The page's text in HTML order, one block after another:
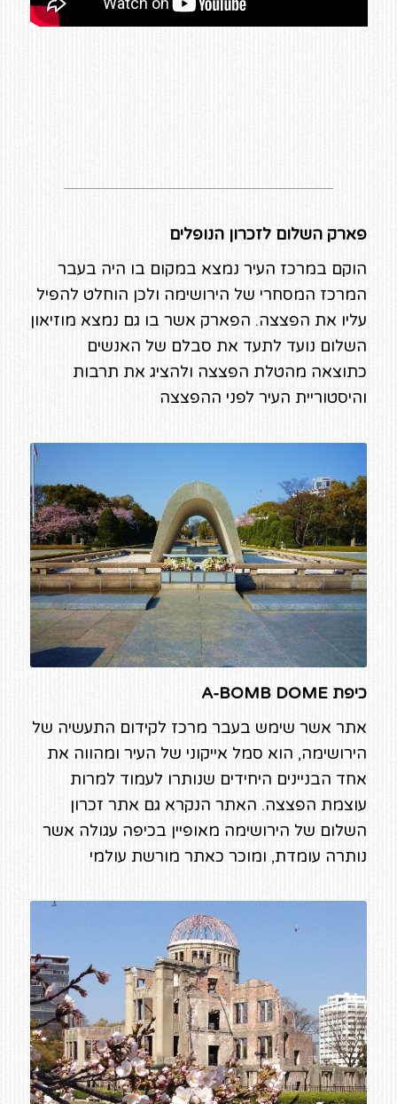
פארק השלום לזכרון הנופלים
הוקם במרכז העיר נמצא במקום בו היה בעבר
המרכז המסחרי של הירושימה ולכן הוחלט להפיל
עליו את הפצצה. הפארק אשר בו גם נמצא מוזיאון
השלום נועד לתעד את סבלם של האנשים
כתוצאה מהטלת הפצצה ולהציג את תרבות
והיסטוריית העיר לפני ההפצצה
כיפת A-BOMB DOME
אתר אשר שימש בעבר מרכז לקידום התעשיה של
הירושימה, הוא סמל אייקוני של העיר ומהווה את
אחד הבניינים היחידים שנותרו לעמוד למרות
עוצמת הפצצה. האתר הנקרא גם אתר זכרון
השלום של הירושימה מאופיין בכיפה עגולה אשר
נותרה עומדת, ומוכר כאתר מורשת עולמי